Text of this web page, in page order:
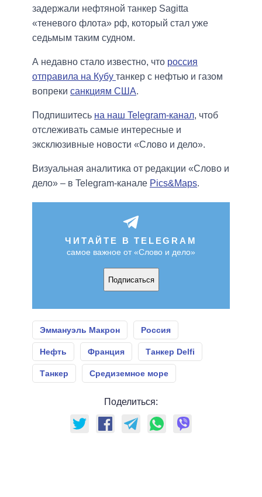
задержали нефтяной танкер Sagitta
«теневого флота» рф, который стал уже
седьмым таким судном.
А недавно стало известно, что россия
отправила на Кубу танкер с нефтью и газом
вопреки санкциям США.
Подпишитесь на наш Telegram-канал, чтоб
отслеживать самые интересные и
эксклюзивные новости «Слово и дело».
Визуальная аналитика от редакции «Слово и
дело» – в Telegram-канале Pics&Maps.
ЧИТАЙТЕ В TELEGRAM
самое важное от «Слово и дело»
Подписаться
Эммануэль Макрон Россия
Нефть Франция Танкер Delfi
Танкер Средиземное море
Поделиться: